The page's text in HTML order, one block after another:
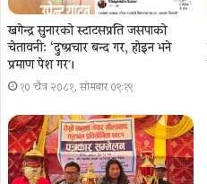
खगेन्द्र सुनारको स्टाटसप्रति जसपाको
चेतावनी: ‘दुष्प्रचार बन्द गर, होइन भने
प्रमाण पेश गर´।
१० चैत्र २०८१, सोमबार ०९:१९